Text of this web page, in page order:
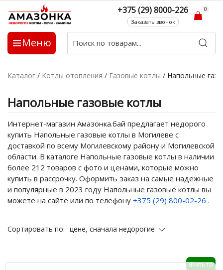
Меню
+375 (29) 8000-226
Заказать звонок
0
Каталог / Котлы отопления / Газовые котлы / Напольные
Напольные газовые котлы
Интернет-магазин Амазонка.бай предлагает недорого
купить Напольные газовые котлы в Могилеве с
доставкой по всему Могилевскому району и Могилевской
области. В каталоге Напольные газовые котлы в наличии
более 212 товаров с фото и ценами, которые можно
купить в рассрочку. Оформить заказ на самые надежные
и популярные в 2023 году Напольные газовые котлы вы
можете на сайте или по телефону +375 (29) 800-02-26 .
Сортировать по: цене, сначала недорогие
Фильтр